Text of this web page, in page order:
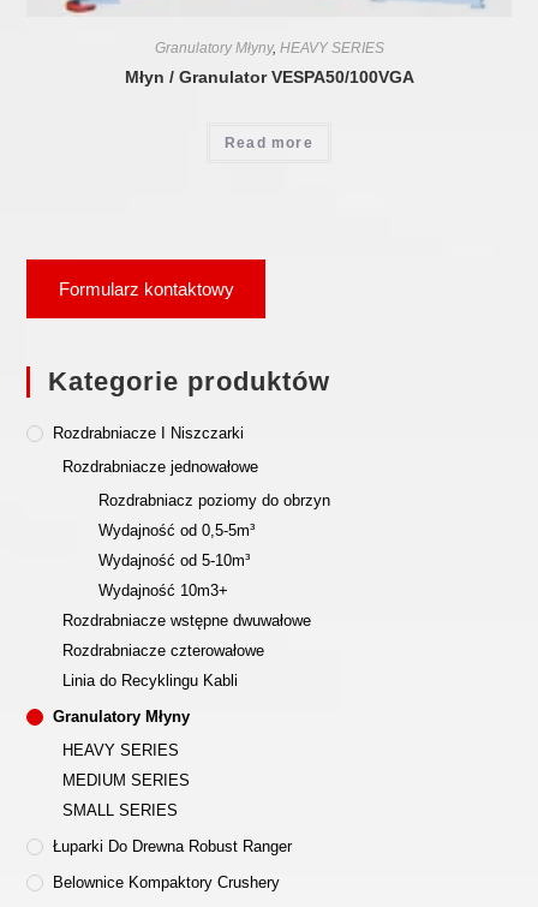
Granulatory Młyny, HEAVY SERIES
Młyn / Granulator VESPA50/100VGA
Read more
Formularz kontaktowy
Kategorie produktów
Rozdrabniacze I Niszczarki
Rozdrabniacze jednowałowe
Rozdrabniacz poziomy do obrzyn
Wydajność od 0,5-5m³
Wydajność od 5-10m³
Wydajność 10m3+
Rozdrabniacze wstępne dwuwałowe
Rozdrabniacze czterowałowe
Linia do Recyklingu Kabli
Granulatory Młyny
HEAVY SERIES
MEDIUM SERIES
SMALL SERIES
Łuparki Do Drewna Robust Ranger
Belownice Kompaktory Crushery